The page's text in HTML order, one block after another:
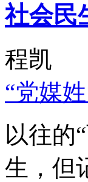
社会民
程凯
“党媒
以往的
生，但